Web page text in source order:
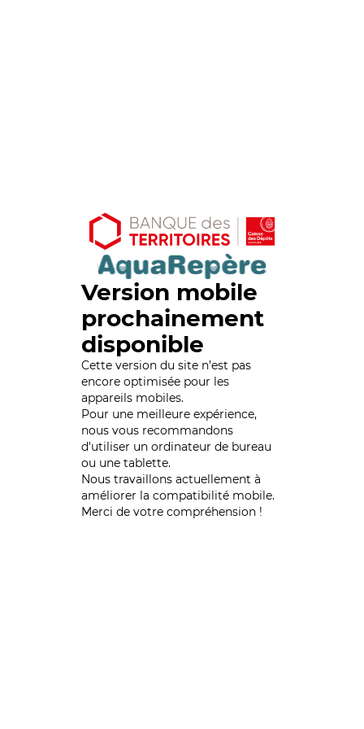
Version mobile
prochainement
disponible
Cette version du site n’est pas
encore optimisée pour les
appareils mobiles.
Pour une meilleure expérience,
nous vous recommandons
d'utiliser un ordinateur de bureau
ou une tablette.
Nous travaillons actuellement à
améliorer la compatibilité mobile.
Merci de votre compréhension !